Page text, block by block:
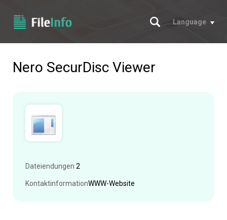
Suche
Language
Nero SecurDisc Viewer
Dateiendungen 2
KontaktinformationWWW-Website